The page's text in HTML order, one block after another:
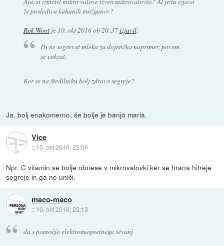
že posledica kuhanih možganov?
Rok Wootje 10. okt 2016 ob 20:37izjavil:
Pa ne segrevat mleka za dojenčka naprimer, povem
se enkrat.
Ker se na štedilniku bolj zdravo segreje?
Ja, bolj enakomerno, še bolje je banjo maria.
Vice
:: 10. okt 2016, 22:06
Npr. C vitamin se bolje obnese v mikrovalovki ker se hrana hitreje
segreje in ga ne uniči.
maco-maco
:: 10. okt 2016, 22:13
da s pomočjo elektromagnetnega sevanj